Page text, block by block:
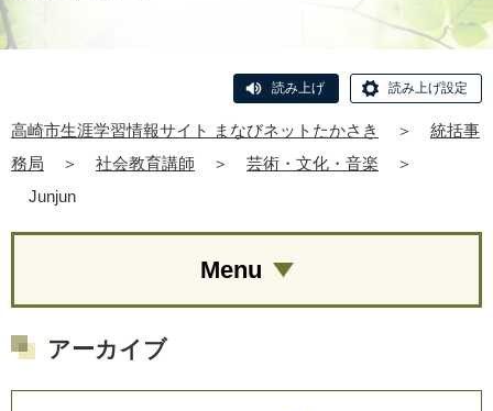
読み上げ 読み上げ設定
高崎市生涯学習情報サイト まなびネットたかさき ＞
統括事
務局
＞ 社会教育講師 ＞ 芸術・文化・音楽
＞
Junjun
Menu
アーカイブ